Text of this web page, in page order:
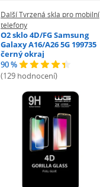
Další Tvrzená skla pro mobilní
telefony
O2 sklo 4D/FG Samsung
Galaxy A16/A26 5G 199735
černý okraj
90 %
(129 hodnocení)